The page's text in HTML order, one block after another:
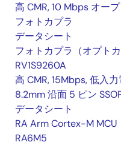
高 CMR, 10 Mbps オー
フォトカプラ
データシート
フォトカプラ（オプトカ
RV1S9260A
高 CMR, 15Mbps, 低入
8.2mm 沿面 5 ピン
データシート
RA Arm Cortex-M MCU
RA6M5